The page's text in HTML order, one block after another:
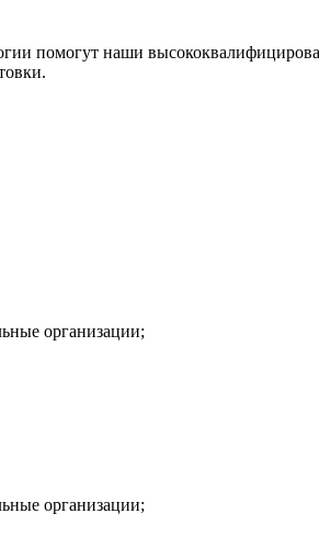
помогут наши
организации;
организации;